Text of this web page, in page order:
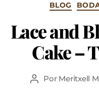
BLOG
Lace and
Cake –
Por Meritxell